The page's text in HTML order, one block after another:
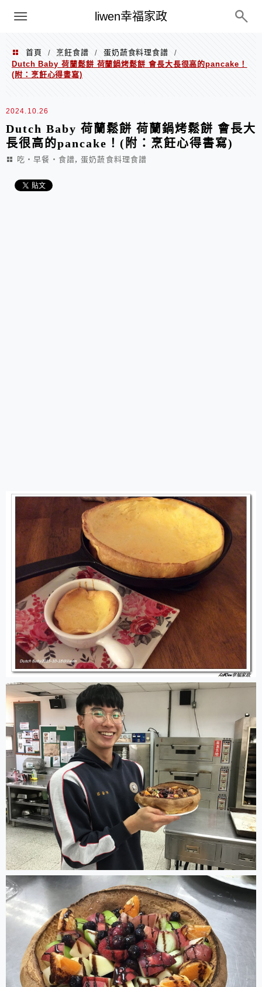
liwen幸福家政
menu
首頁 / 烹飪食譜 / 蛋奶蔬食料理食譜
/
Dutch Baby 荷蘭鬆餅 荷蘭鍋烤鬆餅 會長大長很高的pancake！
(附：烹飪心得書寫)
2024.10.26
Dutch Baby 荷蘭鬆餅 荷蘭鍋烤鬆餅 會長大
長很高的pancake！(附：烹飪心得書寫)
吃‧早餐‧食譜,蛋奶蔬食料理食譜